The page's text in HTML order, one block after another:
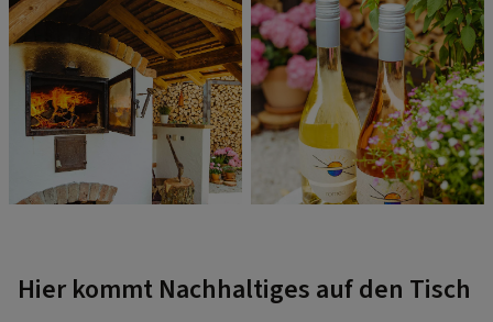
Hier kommt Nachhaltiges auf den Tisch